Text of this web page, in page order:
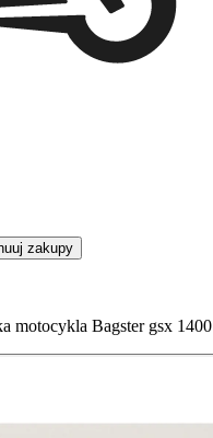
zakupy
motocykla Bagster gsx 1400